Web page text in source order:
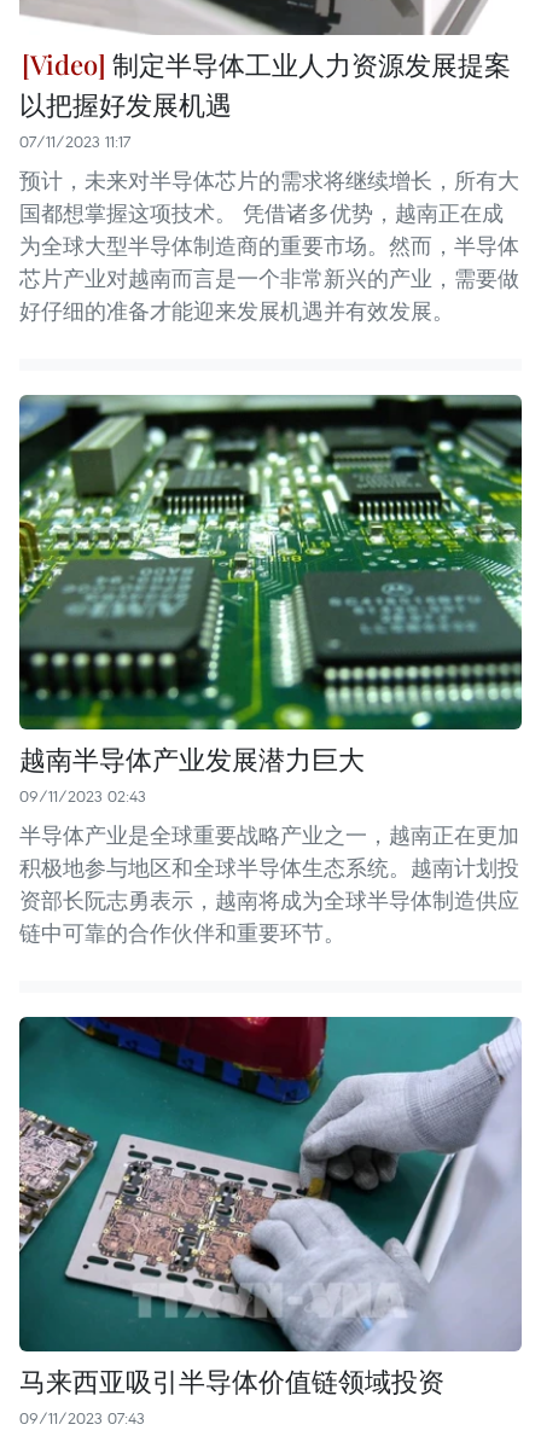
制定半导体工业人力资源发展提案
以把握好发展机遇
07/11/2023 11:17
预计，未来对半导体芯片的需求将继续增长，所有大
国都想掌握这项技术。 凭借诸多优势，越南正在成
为全球大型半导体制造商的重要市场。然而，半导体
芯片产业对越南而言是一个非常新兴的产业，需要做
好仔细的准备才能迎来发展机遇并有效发展。
越南半导体产业发展潜力巨大
09/11/2023 02:43
半导体产业是全球重要战略产业之一，越南正在更加
积极地参与地区和全球半导体生态系统。越南计划投
资部长阮志勇表示，越南将成为全球半导体制造供应
链中可靠的合作伙伴和重要环节。
马来西亚吸引半导体价值链领域投资
09/11/2023 07:43